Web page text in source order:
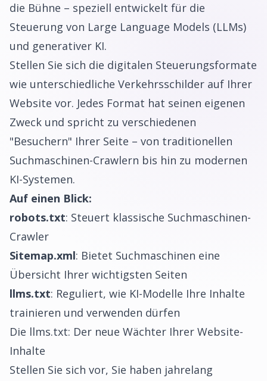
die Bühne – speziell entwickelt für die
Steuerung von Large Language Models (LLMs)
und generativer KI.
Stellen Sie sich die digitalen Steuerungsformate
wie unterschiedliche Verkehrsschilder auf Ihrer
Website vor. Jedes Format hat seinen eigenen
Zweck und spricht zu verschiedenen
"Besuchern" Ihrer Seite – von traditionellen
Suchmaschinen-Crawlern bis hin zu modernen
KI-Systemen.
Auf einen Blick:
robots.txt: Steuert klassische Suchmaschinen-
Crawler
Sitemap.xml: Bietet Suchmaschinen eine
Übersicht Ihrer wichtigsten Seiten
llms.txt: Reguliert, wie KI-Modelle Ihre Inhalte
trainieren und verwenden dürfen
Die llms.txt: Der neue Wächter Ihrer Website-
Inhalte
Stellen Sie sich vor, Sie haben jahrelang